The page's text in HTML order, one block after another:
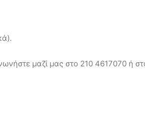
μαζί μας στο 210 4617070 ή